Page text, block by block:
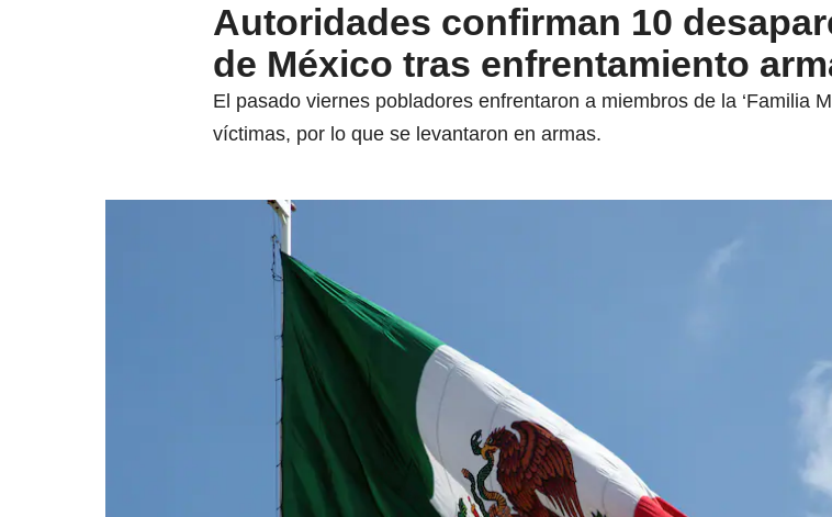
Autoridades confirman 10
de México tras enfrentamiento
El pasado viernes pobladores enfrentaron a miembros de la ‘Familia
víctimas, por lo que se levantaron en armas.